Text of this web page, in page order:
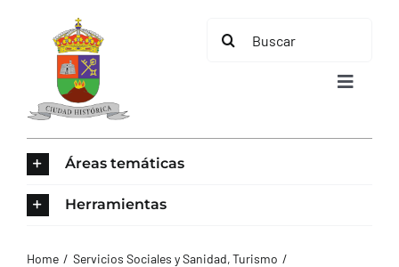
contenido
Buscar:
Toggle
Áreas temáticas
Herramientas
Home Servicios Sociales y Sanidad Turismo